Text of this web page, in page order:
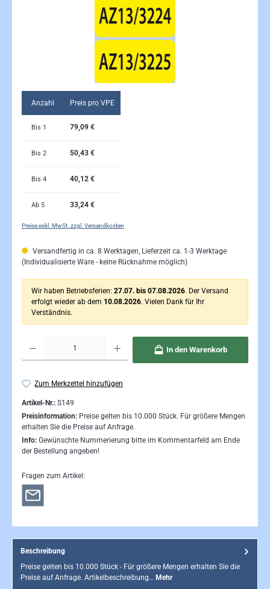
Anzahl Preis pro VPE
Bis 1 79,09 €
Bis 2 50,43 €
Bis 4 40,12 €
Ab 5 33,24 €
Preise exkl. MwSt. zzgl. Versandkosten
Versandfertig in ca. 8 Werktagen, Lieferzeit ca. 1-3 Werktage
(Individualisierte Ware - keine Rücknahme möglich)
Wir haben Betriebsferien: 27.07. bis 07.08.2026. Der Versand
erfolgt wieder ab dem 10.08.2026. Vielen Dank für Ihr
Verständnis.
In den Warenkorb
Zum Merkzettel hinzufügen
Artikel-Nr.: S149
Preisinformation: Preise gelten bis 10.000 Stück. Für größere Mengen
erhalten Sie die Preise auf Anfrage.
Info: Gewünschte Nummerierung bitte im Kommentarfeld am Ende
der Bestellung angeben!
Fragen zum Artikel:
Beschreibung
Preise gelten bis 10.000 Stück - Für größere Mengen erhalten Sie die
Preise auf Anfrage. Artikelbeschreibung… Mehr